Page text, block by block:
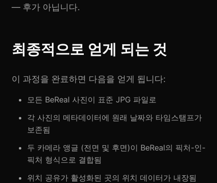
— 후가 아닙니다.
최종적으로 얻게 되는 것
이 과정을 완료하면 다음을 얻게 됩니다:
모든 BeReal 사진이 표준 JPG 파일로
각 사진의 메타데이터에 원래 날짜와 타임스탬프가
보존됨
두 카메라 앵글 (전면 및 후면)이 BeReal의 픽처-인-
픽처 형식으로 결합됨
위치 공유가 활성화된 곳의 위치 데이터가 내장됨